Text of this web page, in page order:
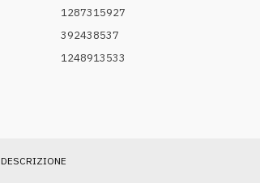
1287315927
392438537
1248913533
DESCRIZIONE